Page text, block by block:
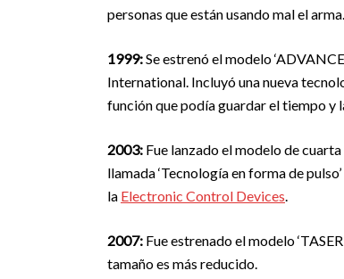
personas que están usando mal el arma.
1999:Se estrenó el modelo
International. Incluyó una nueva
función que podía guardar el tiempo y
2003: Fue lanzado el modelo de
llamada ‘Tecnología en forma de
la Electronic Control Devices.
2007: Fue estrenado el modelo
tamaño es más reducido.